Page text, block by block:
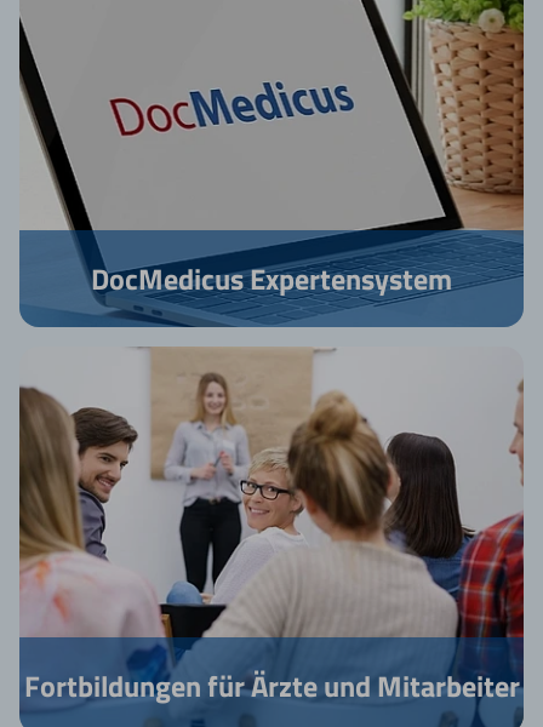
DocMedicus Expertensystem
Fortbildungen für Ärzte und Mitarbeiter